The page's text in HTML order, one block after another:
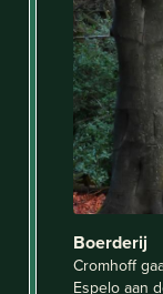
Boerderij
Cromhoff
Espelo aan